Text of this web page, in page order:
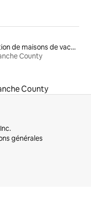
Location de maisons de vacances
County
County
générales